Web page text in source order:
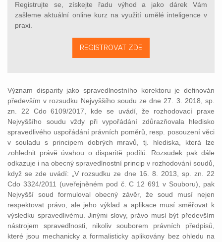
Registrujte se, získejte řadu výhod a jako dárek Vám
zašleme aktuální online kurz na využití umělé inteligence v
praxi.
REGISTROVAT ZDE
Význam disparity jako spravedlnostního korektoru je definován
především v rozsudku Nejvyššího soudu ze dne 27. 3. 2018, sp.
zn. 22 Cdo 6109/2017, kde se uvádí, že rozhodovací praxe
Nejvyššího soudu vždy při vypořádání zdůrazňovala hledisko
spravedlivého uspořádání právních poměrů, resp. posouzení věci
v souladu s principem dobrých mravů, tj. hlediska, která lze
zohlednit právě úvahou o disparitě podílů. Rozsudek pak dále
odkazuje i na obecný spravedlnostní princip v rozhodování soudů,
když se zde uvádí:
„V rozsudku ze dne 16. 8. 2013, sp. zn. 22
Cdo 3324/2011 (uveřejněném pod č. C 12 691 v Souboru), pak
Nejvyšší soud formuloval obecný závěr, že soud musí nejen
respektovat právo, ale jeho výklad a aplikace musí směřovat k
výsledku spravedlivému. Jinými slovy, právo musí být především
nástrojem spravedlnosti, nikoliv souborem právních předpisů,
které jsou mechanicky a formalisticky aplikovány bez ohledu na